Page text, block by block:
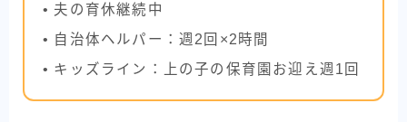
• 夫の育休継続中
• 自治体ヘルパー：週2回×2時間
• キッズライン：上の子の保育園お迎え週1回